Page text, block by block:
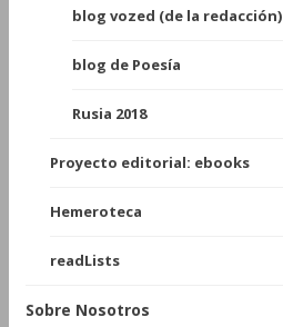
blog vozed (de la redacción)
blog de Poesía
Rusia 2018
Proyecto editorial: ebooks
Hemeroteca
readLists
Sobre Nosotros